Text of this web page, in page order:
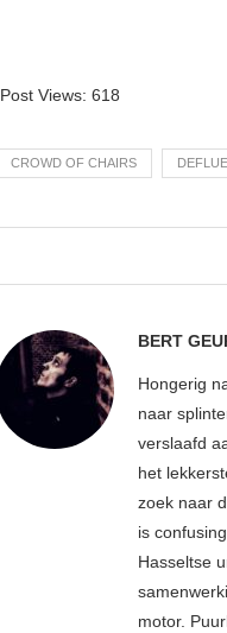
Post Views: 618
CROWD OF CHAIRS
BERT
Hongerig
naar
verslaafd
het
zoek naar
is
Hasseltse
motor.